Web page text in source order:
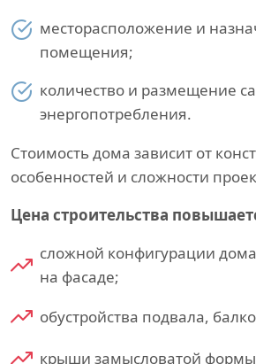
месторасположение и
помещения;
количество и размещение
энергопотребления.
Стоимость дома зависит от
особенностей и сложности
Цена строительства
сложной конфигурации
на фасаде;
обустройства подвала,
крыши замысловатой